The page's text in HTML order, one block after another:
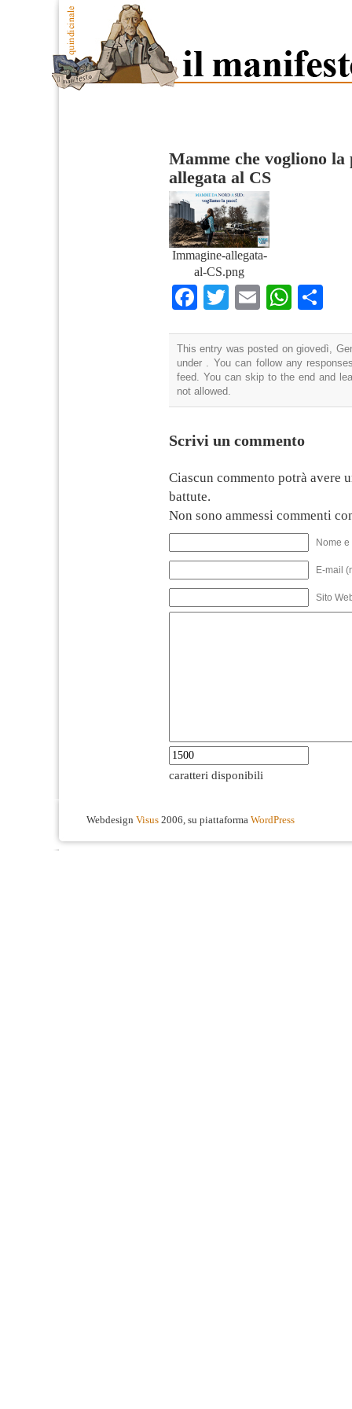
Mamme che vogliono la
allegata al CS
Immagine-allegata-
al-CS.png
Facebook
TwitterEmail
This entry was posted on giovedì,
under . You can follow any
feed. You can skip to the end and
not allowed.
Scrivi un commento
Ciascun commento potrà avere
battute.
Non sono ammessi commenti
Nome
E-mail
Sito
caratteri disponibili
Webdesign Visus 2006, su piattaforma WordPress